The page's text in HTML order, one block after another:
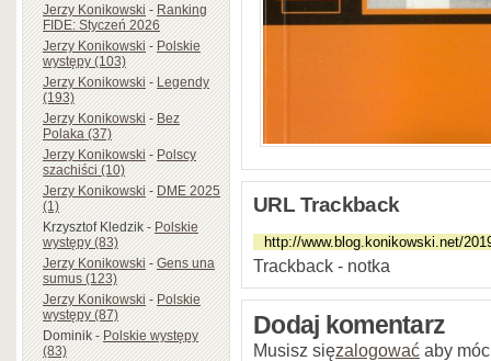
Jerzy Konikowski-Ranking
FIDE: Styczeń 2026
Jerzy Konikowski-Polskie
występy (103)
Jerzy Konikowski-Legendy
(193)
Jerzy Konikowski-Bez
Polaka (37)
Jerzy Konikowski-Polscy
szachiści (10)
Jerzy Konikowski-DME 2025
(1)
Krzysztof Kledzik-Polskie
występy (83)
Jerzy Konikowski-Gens una
sumus (123)
Jerzy Konikowski-Polskie
występy (87)
Dominik-Polskie występy
(83)
URL Trackback
Trackback - notka
Dodaj komentarz
Musisz sięzalogować aby